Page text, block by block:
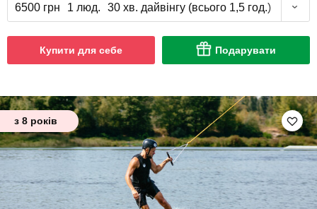
6500 грн 1 люд. 30 хв. дайвінгу (всього 1,5 год.)
Купити для себе Подарувати
з 8 років